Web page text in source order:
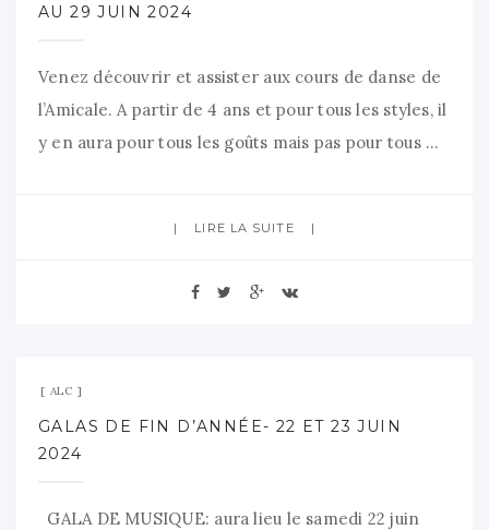
AU 29 JUIN 2024
Venez découvrir et assister aux cours de danse de
l’Amicale. A partir de 4 ans et pour tous les styles, il
y en aura pour tous les goûts mais pas pour tous …
LIRE LA SUITE
ALC
GALAS DE FIN D’ANNÉE- 22 ET 23 JUIN
2024
GALA DE MUSIQUE: aura lieu le samedi 22 juin